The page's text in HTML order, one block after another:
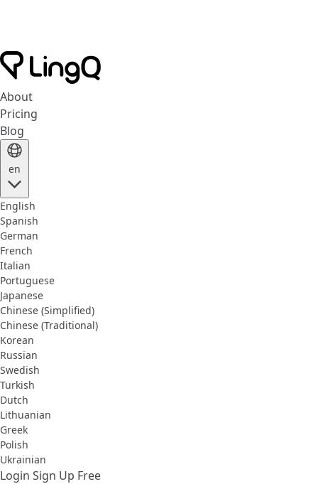
About
Pricing
Blog
en
English
Spanish
German
French
Italian
Portuguese
Japanese
Chinese (Simplified)
Chinese (Traditional)
Korean
Russian
Swedish
Turkish
Dutch
Lithuanian
Greek
Polish
Ukrainian
Login Sign Up Free